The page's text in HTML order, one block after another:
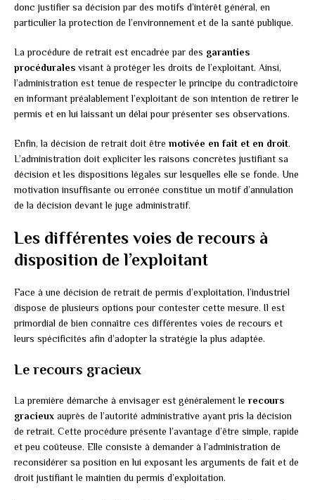
donc justifier sa décision par des motifs d’intérêt général, en
particulier la protection de l’environnement et de la santé publique.
La procédure de retrait est encadrée par des garanties
procédurales visant à protéger les droits de l’exploitant. Ainsi,
l’administration est tenue de respecter le principe du contradictoire
en informant préalablement l’exploitant de son intention de retirer le
permis et en lui laissant un délai pour présenter ses observations.
Enfin, la décision de retrait doit être motivée en fait et en droit.
L’administration doit expliciter les raisons concrètes justifiant sa
décision et les dispositions légales sur lesquelles elle se fonde. Une
motivation insuffisante ou erronée constitue un motif d’annulation
de la décision devant le juge administratif.
Les différentes voies de recours à
disposition de l’exploitant
Face à une décision de retrait de permis d’exploitation, l’industriel
dispose de plusieurs options pour contester cette mesure. Il est
primordial de bien connaître ces différentes voies de recours et
leurs spécificités afin d’adopter la stratégie la plus adaptée.
Le recours gracieux
La première démarche à envisager est généralement le recours
gracieux auprès de l’autorité administrative ayant pris la décision
de retrait. Cette procédure présente l’avantage d’être simple, rapide
et peu coûteuse. Elle consiste à demander à l’administration de
reconsidérer sa position en lui exposant les arguments de fait et de
droit justifiant le maintien du permis d’exploitation.